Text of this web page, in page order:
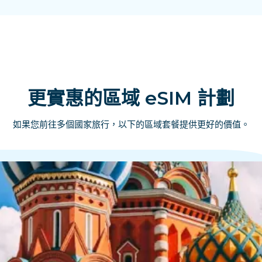
更實惠的區域 eSIM 計劃
如果您前往多個國家旅行，以下的區域套餐提供更好的價值。